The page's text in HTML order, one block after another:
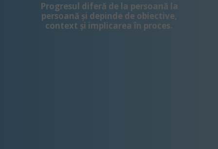
Progresul diferă de la persoană la
persoană și depinde de obiective,
context și implicarea în proces.